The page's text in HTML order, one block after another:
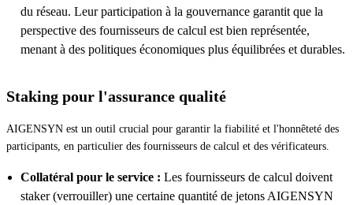
du réseau. Leur participation à la gouvernance garantit que la
perspective des fournisseurs de calcul est bien représentée,
menant à des politiques économiques plus équilibrées et durables.
Staking pour l'assurance qualité
AIGENSYN est un outil crucial pour garantir la fiabilité et l'honnêteté des
participants, en particulier des fournisseurs de calcul et des vérificateurs.
Collatéral pour le service : Les fournisseurs de calcul doivent
staker (verrouiller) une certaine quantité de jetons AIGENSYN